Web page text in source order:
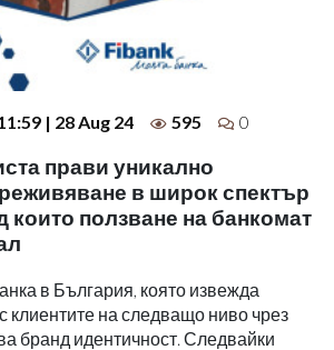
| 28 Aug 24 595 0
прави уникално
в широк спектър
които ползване на банкомат
в България, която извежда
клиентите на следващо ниво чрез
бранд идентичност. Следвайки